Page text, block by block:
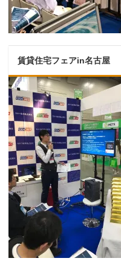
賃貸住宅フェアin名古屋